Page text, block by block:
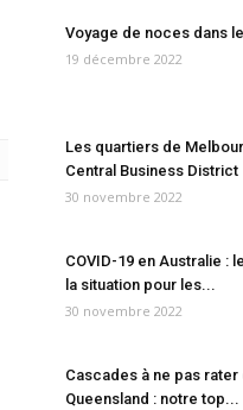
Voyage de noces dans
19 décembre 2022
Les quartiers de
Central Business District
30 novembre 2022
COVID-19 en Australie :
la situation pour les...
30 novembre 2022
Cascades à ne pas rater
Queensland : notre top...